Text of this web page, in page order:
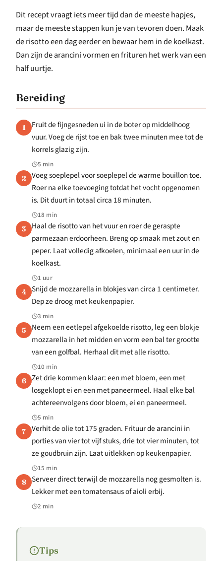
Dit recept vraagt iets meer tijd dan de meeste hapjes,
maar de meeste stappen kun je van tevoren doen. Maak
de risotto een dag eerder en bewaar hem in de koelkast.
Dan zijn de arancini vormen en frituren het werk van een
half uurtje.
Bereiding
1
Fruit de fijngesneden ui in de boter op middelhoog
vuur. Voeg de rijst toe en bak twee minuten mee tot de
korrels glazig zijn.
5 min
2
Voeg soeplepel voor soeplepel de warme bouillon toe.
Roer na elke toevoeging totdat het vocht opgenomen
is. Dit duurt in totaal circa 18 minuten.
18 min
3
Haal de risotto van het vuur en roer de geraspte
parmezaan erdoorheen. Breng op smaak met zout en
peper. Laat volledig afkoelen, minimaal een uur in de
koelkast.
1 uur
4
Snijd de mozzarella in blokjes van circa 1 centimeter.
Dep ze droog met keukenpapier.
3 min
5
Neem een eetlepel afgekoelde risotto, leg een blokje
mozzarella in het midden en vorm een bal ter grootte
van een golfbal. Herhaal dit met alle risotto.
10 min
6
Zet drie kommen klaar: een met bloem, een met
losgeklopt ei en een met paneermeel. Haal elke bal
achtereenvolgens door bloem, ei en paneermeel.
5 min
7
Verhit de olie tot 175 graden. Frituur de arancini in
porties van vier tot vijf stuks, drie tot vier minuten, tot
ze goudbruin zijn. Laat uitlekken op keukenpapier.
15 min
8
Serveer direct terwijl de mozzarella nog gesmolten is.
Lekker met een tomatensaus of aioli erbij.
2 min
Tips